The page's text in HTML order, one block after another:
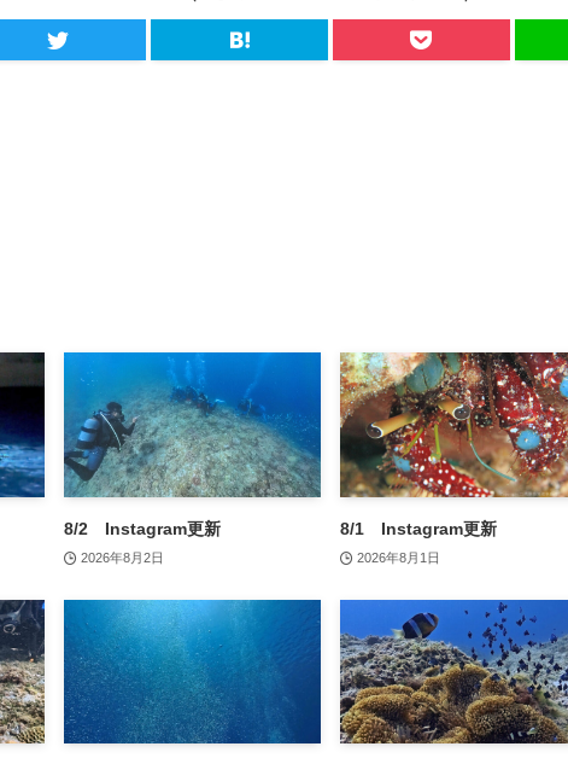
8/2 Instagram更新
2026年8月2日
8/1 Instagram更新
2026年8月1日